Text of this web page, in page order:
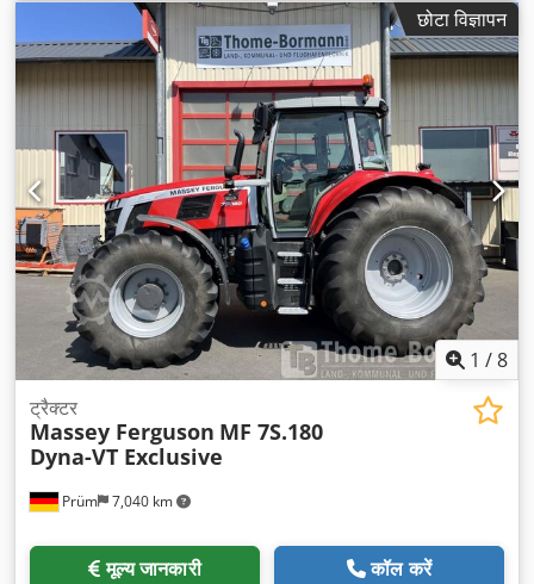
छोटा विज्ञापन
1 /8
Prüm 7,040 km
ट्रैक्टर
Massey Ferguson MF 7S.180
Dyna-VT Exclusive
मूल्य जानकारी कॉल करें